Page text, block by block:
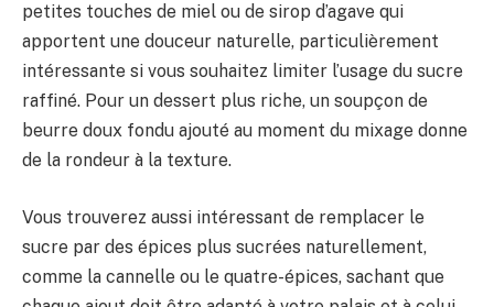
petites touches de miel ou de sirop d’agave qui
apportent une douceur naturelle, particulièrement
intéressante si vous souhaitez limiter l’usage du sucre
raffiné. Pour un dessert plus riche, un soupçon de
beurre doux fondu ajouté au moment du mixage donne
de la rondeur à la texture.
Vous trouverez aussi intéressant de remplacer le
sucre par des épices plus sucrées naturellement,
comme la cannelle ou le quatre-épices, sachant que